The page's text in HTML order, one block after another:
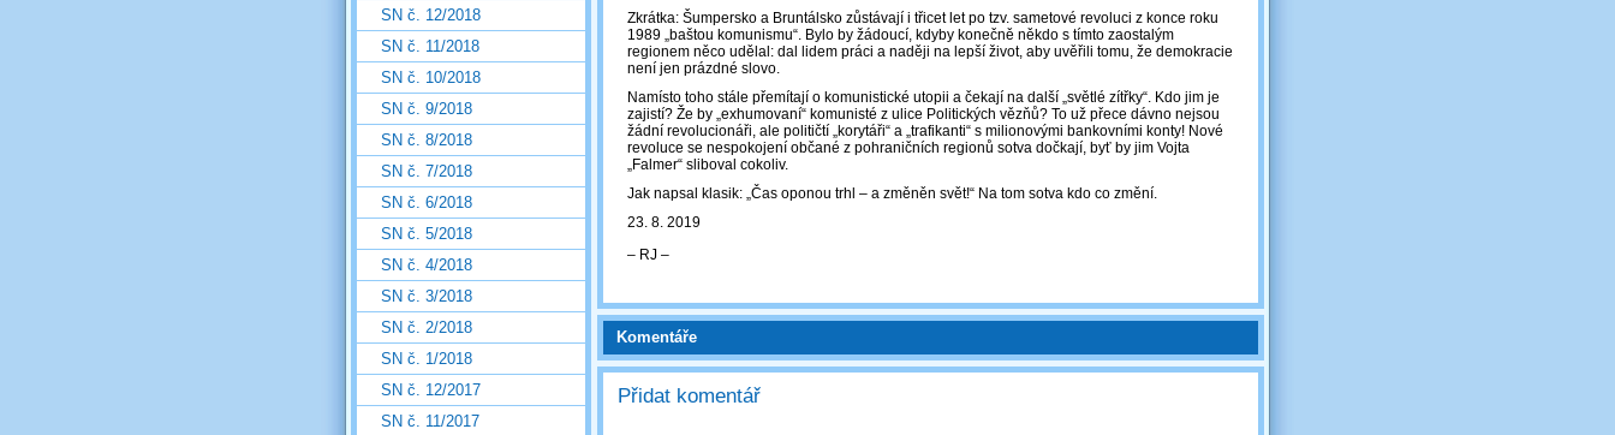
Zkrátka: Šumpersko a Bruntálsko zůstávají i třicet let po tzv. sametové revoluci z konce roku
1989 „baštou komunismu“. Bylo by žádoucí, kdyby konečně někdo s tímto zaostalým
regionem něco udělal: dal lidem práci a naději na lepší život, aby uvěřili tomu, že demokracie
není jen prázdné slovo.
Namísto toho stále přemítají o komunistické utopii a čekají na další „světlé zítřky“. Kdo jim je
zajistí? Že by „exhumovaní“ komunisté z ulice Politických vězňů? To už přece dávno nejsou
žádní revolucionáři, ale političtí „korytáři“ a „trafikanti“ s milionovými bankovními konty! Nové
revoluce se nespokojení občané z pohraničních regionů sotva dočkají, byť by jim Vojta
„Falmer“ sliboval cokoliv.
Jak napsal klasik: „Čas oponou trhl – a změněn svět!“ Na tom sotva kdo co změní.
23. 8. 2019
‒ RJ ‒
Komentáře
Přidat komentář
SN č. 12/2018
SN č. 11/2018
SN č. 10/2018
SN č. 9/2018
SN č. 8/2018
SN č. 7/2018
SN č. 6/2018
SN č. 5/2018
SN č. 4/2018
SN č. 3/2018
SN č. 2/2018
SN č. 1/2018
SN č. 12/2017
SN č. 11/2017